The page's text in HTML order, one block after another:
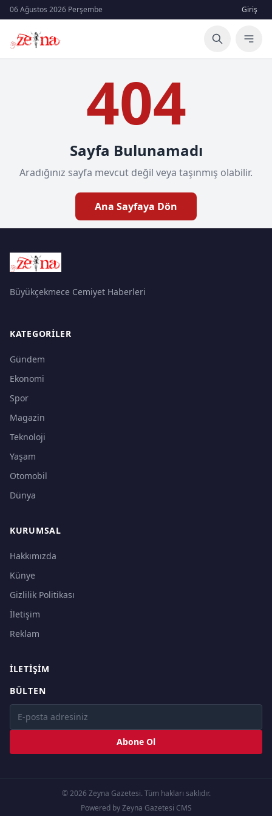
06 Ağustos 2026 Perşembe Giriş
404
Sayfa Bulunamadı
Aradığınız sayfa mevcut değil veya taşınmış olabilir.
Ana Sayfaya Dön
Büyükçekmece Cemiyet Haberleri
KATEGORILER
Gündem
Ekonomi
Spor
Magazin
Teknoloji
Yaşam
Otomobil
Dünya
KURUMSAL
Hakkımızda
Künye
Gizlilik Politikası
İletişim
Reklam
İLETIŞIM
BÜLTEN
Abone Ol
© 2026 Zeyna Gazetesi. Tüm hakları saklıdır.
Powered by Zeyna Gazetesi CMS